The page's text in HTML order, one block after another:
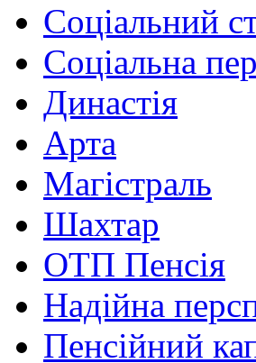
Соціальний
Соціальна
Династія
Арта
Магістраль
Шахтар
ОТП Пенсія
Надійна
Пенсійний